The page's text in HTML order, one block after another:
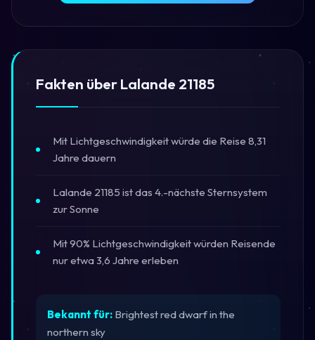
Fakten über Lalande 21185
Mit Lichtgeschwindigkeit würde die Reise 8,31
Jahre dauern
Lalande 21185 ist das 4.-nächste Sternsystem
zur Sonne
Mit 90% Lichtgeschwindigkeit würden Reisende
nur etwa 3,6 Jahre erleben
Bekannt für: Brightest red dwarf in the
northern sky